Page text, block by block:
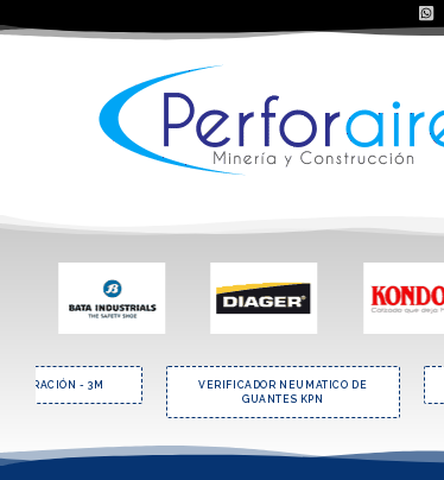
- 3M
VERIFICADOR NEUMATICO DE
GUANTES KPN